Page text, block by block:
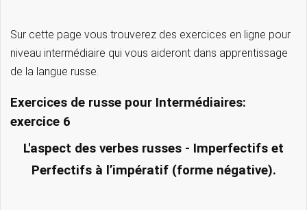
Sur cette page vous trouverez des exercices en ligne pour
niveau intermédiaire qui vous aideront dans apprentissage
de la langue russe.
Exercices de russe pour Intermédiaires:
exercice 6
L'aspect des verbes russes - Imperfectifs et
Perfectifs à l’impératif (forme négative).